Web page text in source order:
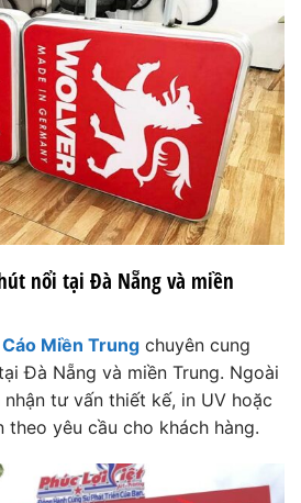
nổi tại Đà Nẵng và miền
Miền Trung chuyên cung
Đà Nẵng và miền Trung. Ngoài
nhận tư vấn thiết kế, in UV hoặc
theo yêu cầu cho khách hàng.